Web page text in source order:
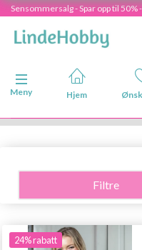
Sensommersalg - Spar opp til 50%
Veksle navigasjon
Meny
Hjem
Filtre
24% rabatt